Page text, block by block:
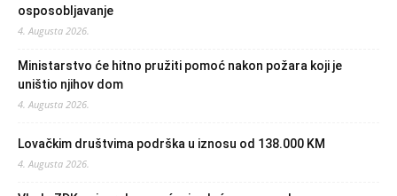
osposobljavanje
4. Augusta 2026.
Ministarstvo će hitno pružiti pomoć nakon požara koji je
uništio njihov dom
4. Augusta 2026.
Lovačkim društvima podrška u iznosu od 138.000 KM
4. Augusta 2026.